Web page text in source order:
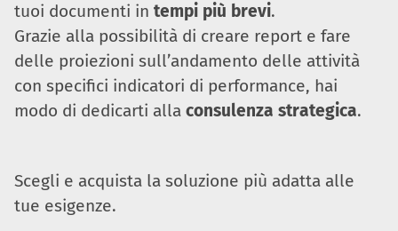
tuoi documenti in tempi più brevi.
Grazie alla possibilità di creare report e fare
delle proiezioni sull’andamento delle attività
con specifici indicatori di performance, hai
modo di dedicarti alla consulenza strategica.
Scegli e acquista la soluzione più adatta alle
tue esigenze.